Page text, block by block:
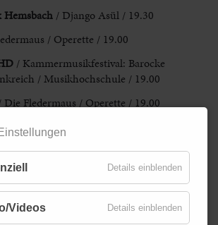
/ Django Asül / 19.30
/ Operette / 19.00
/ Kammermusikfestival: Barocke
/ Musikhochschule / 19.00
Fledermaus / Operette / 19.00
Pinocchio / ab 6 Jahren / 10.00Details einblenden
Videos Details einblenden